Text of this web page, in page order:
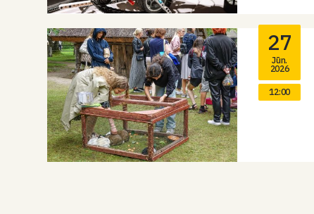
27
Jūn.
2026
12:00